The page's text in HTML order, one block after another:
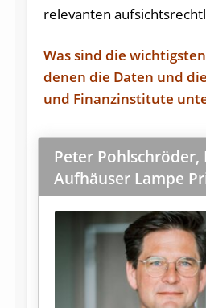
relevanten
Was sind die
denen die Daten und
und Finanzinstitute
Peter Pohlschröder,
Aufhäuser Lampe